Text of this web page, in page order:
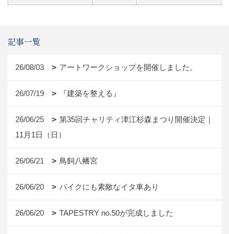
記事一覧
26/08/03 アートワークショップを開催しました。
26/07/19 『建築を整える』
26/06/25
第35回チャリティ津江杉森まつり開催決定｜
11月1日（日）
26/06/21 鳥飼八幡宮
26/06/20 バイクにも素敵なイタ車あり
26/06/20 TAPESTRY no.50が完成しました